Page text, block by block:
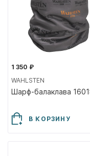
1 350 ₽
WAHLSTEN
Шарф-балаклава
В КОРЗИНУ